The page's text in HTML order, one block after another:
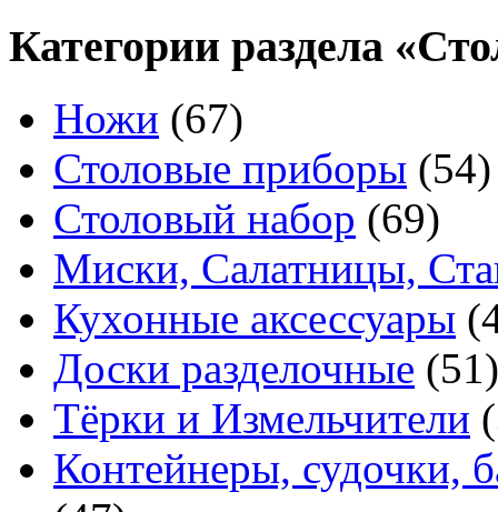
Категории раздела
Ножи (67)
Столовые приборы (54)
Столовый набор (69)
Миски, Салатницы,
Кухонные аксессуары
Доски разделочные (51)
Тёрки и Измельчители
Контейнеры, судочки,